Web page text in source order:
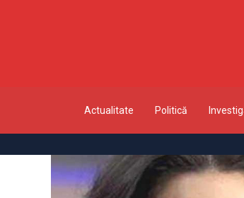
Actualitate Politică